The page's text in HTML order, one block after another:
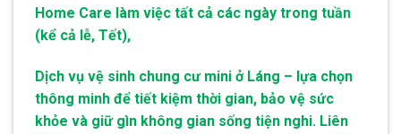
Home Care làm việc tất cả các ngày trong tuần
(kể cả lễ, Tết),
Dịch vụ vệ sinh chung cư mini ở Láng – lựa chọn
thông minh để tiết kiệm thời gian, bảo vệ sức
khỏe và giữ gìn không gian sống tiện nghi. Liên